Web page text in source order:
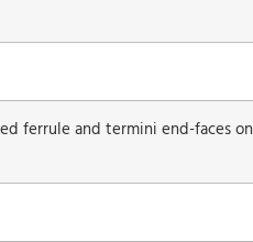
ferrule and termini end-faces on